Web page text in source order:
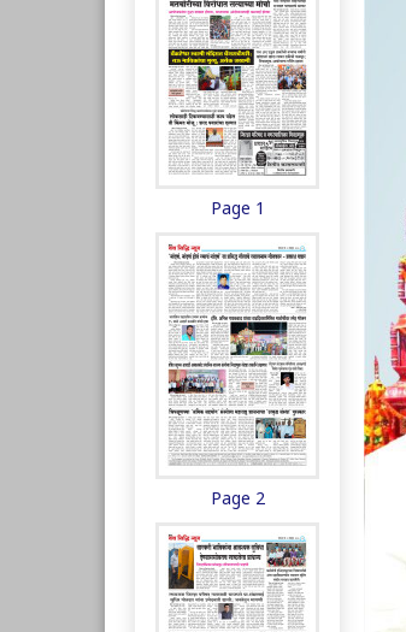
Page 1
Page 2